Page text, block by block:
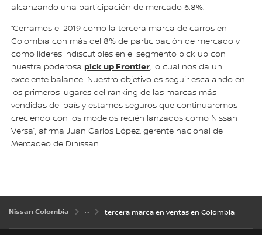
alcanzando una participación de mercado 6.8%.
“Cerramos el 2019 como la tercera marca de carros en
Colombia con más del 8% de participación de mercado y
como líderes indiscutibles en el segmento pick up con
nuestra poderosa pick up Frontier, lo cual nos da un
excelente balance. Nuestro objetivo es seguir escalando en
los primeros lugares del ranking de las marcas más
vendidas del país y estamos seguros que continuaremos
creciendo con los modelos recién lanzados como Nissan
Versa”, afirma Juan Carlos López, gerente nacional de
Mercadeo de Dinissan.
Nissan Colombia tercera marca en ventas en Colombia